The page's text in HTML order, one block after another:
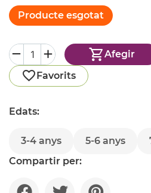
Producte esgotat
Afegir
Favorits
Edats:
3-4 anys 5-6 anys
Compartir per: